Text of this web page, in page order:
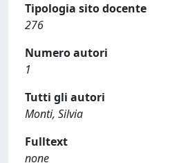
Tipologia sito docente
276
Numero autori
1
Tutti gli autori
Monti, Silvia
Fulltext
none